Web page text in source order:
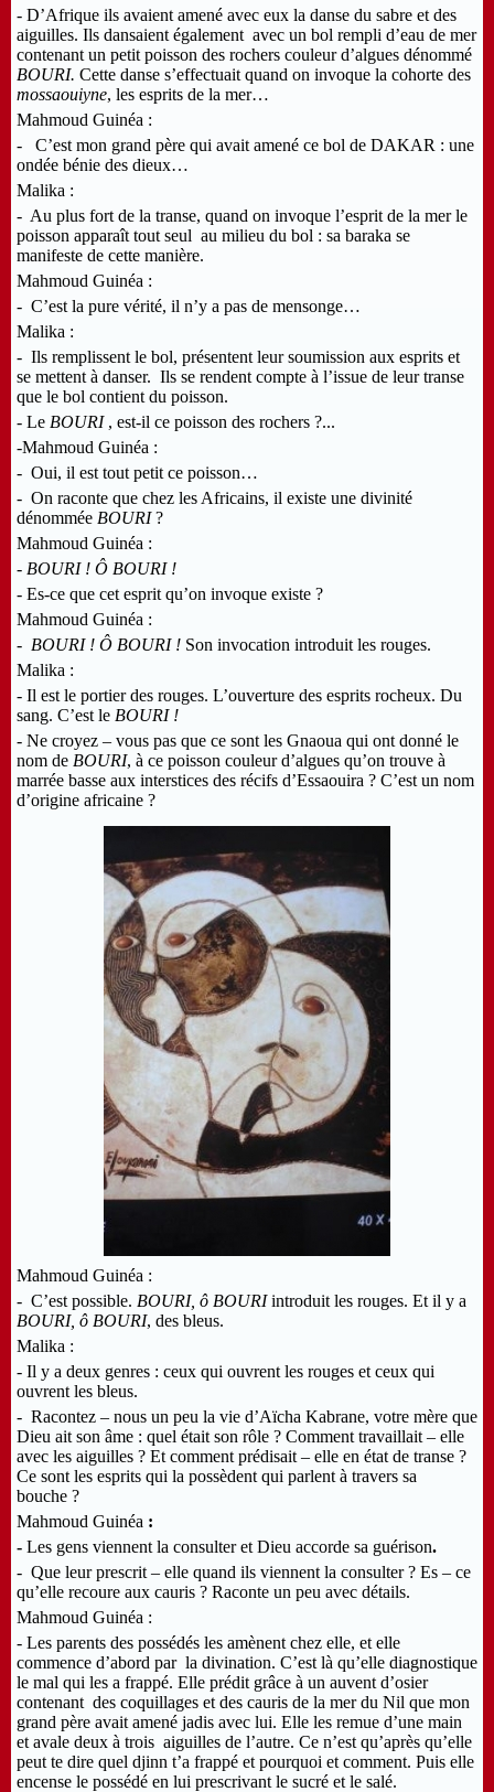
- D’Afrique ils avaient amené avec eux la danse du sabre et des
aiguilles. Ils dansaient également avec un bol rempli d’eau de mer
contenant un petit poisson des rochers couleur d’algues dénommé
BOURI. Cette danse s’effectuait quand on invoque la cohorte des
mossaouiyne, les esprits de la mer…
Mahmoud Guinéa :
- C’est mon grand père qui avait amené ce bol de DAKAR : une
ondée bénie des dieux…
Malika :
- Au plus fort de la transe, quand on invoque l’esprit de la mer le
poisson apparaît tout seul au milieu du bol : sa baraka se
manifeste de cette manière.
Mahmoud Guinéa :
- C’est la pure vérité, il n’y a pas de mensonge…
Malika :
- Ils remplissent le bol, présentent leur soumission aux esprits et
se mettent à danser. Ils se rendent compte à l’issue de leur transe
que le bol contient du poisson.
- Le BOURI, est-il ce poisson des rochers ?...
-Mahmoud Guinéa :
- Oui, il est tout petit ce poisson…
- On raconte que chez les Africains, il existe une divinité
dénommée BOURI?
Mahmoud Guinéa :
- BOURI ! Ô BOURI !
- Es-ce que cet esprit qu’on invoque existe ?
Mahmoud Guinéa :
- BOURI ! Ô BOURI ! Son invocation introduit les rouges.
Malika :
- Il est le portier des rouges. L’ouverture des esprits rocheux. Du
sang. C’est le BOURI !
- Ne croyez – vous pas que ce sont les Gnaoua qui ont donné le
nom de BOURI, à ce poisson couleur d’algues qu’on trouve à
marrée basse aux interstices des récifs d’Essaouira ? C’est un nom
d’origine africaine ?
Mahmoud Guinéa :
- C’est possible. BOURI, ô BOURIintroduit les rouges. Et il y a
BOURI, ô BOURI, des bleus.
Malika :
- Il y a deux genres : ceux qui ouvrent les rouges et ceux qui
ouvrent les bleus.
- Racontez – nous un peu la vie d’Aïcha Kabrane, votre mère que
Dieu ait son âme : quel était son rôle ? Comment travaillait – elle
avec les aiguilles ? Et comment prédisait – elle en état de transe ?
Ce sont les esprits qui la possèdent qui parlent à travers sa
bouche ?
Mahmoud Guinéa :
- Les gens viennent la consulter et Dieu accorde sa guérison.
- Que leur prescrit – elle quand ils viennent la consulter ? Es – ce
qu’elle recoure aux cauris ? Raconte un peu avec détails.
Mahmoud Guinéa :
- Les parents des possédés les amènent chez elle, et elle
commence d’abord par la divination. C’est là qu’elle diagnostique
le mal qui les a frappé. Elle prédit grâce à un auvent d’osier
contenant des coquillages et des cauris de la mer du Nil que mon
grand père avait amené jadis avec lui. Elle les remue d’une main
et avale deux à trois aiguilles de l’autre. Ce n’est qu’après qu’elle
peut te dire quel djinn t’a frappé et pourquoi et comment. Puis elle
encense le possédé en lui prescrivant le sucré et le salé.